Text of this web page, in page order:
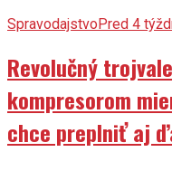
SpravodajstvoPred 4
Revolučný
kompresorom
chce preplniť aj